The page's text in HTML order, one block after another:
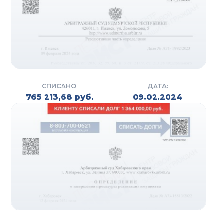
СУДЕБНОЕ И
ВНЕСУДЕБНОЕ
СПИСАНО:
765 213,68 руб.
ДАТА:
09.02.2024